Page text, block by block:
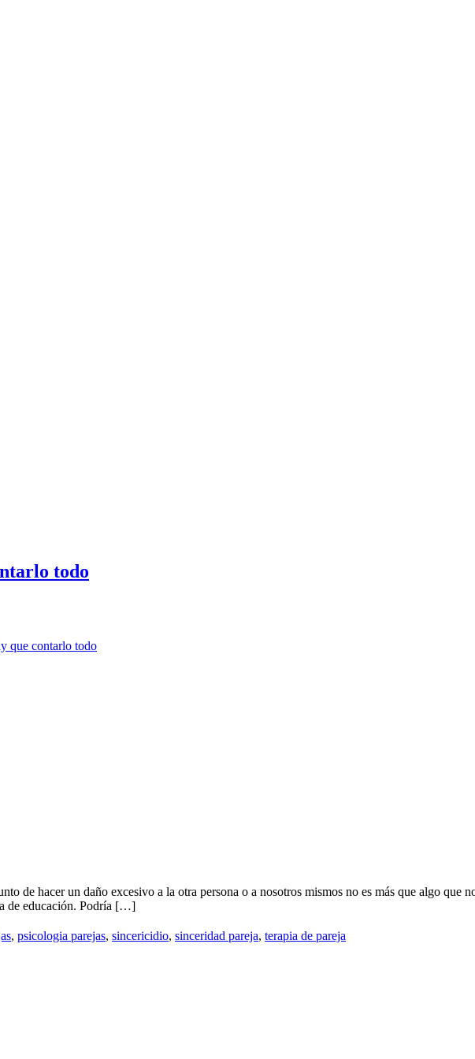
todo
que contarlo todo
de hacer un daño excesivo a la otra persona o a nosotros mismos no es más que algo que
de educación. Podría […]
, psicologia parejas, sincericidio, sinceridad pareja, terapia de pareja